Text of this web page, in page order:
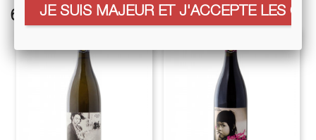
6 autres références associées :
JE SUIS MAJEUR ET J'ACCEPTE LES